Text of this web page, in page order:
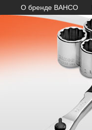
О бренде BAHCO